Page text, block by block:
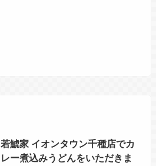
若鯱家 イオンタウン千種店でカ
レー煮込みうどんをいただきま